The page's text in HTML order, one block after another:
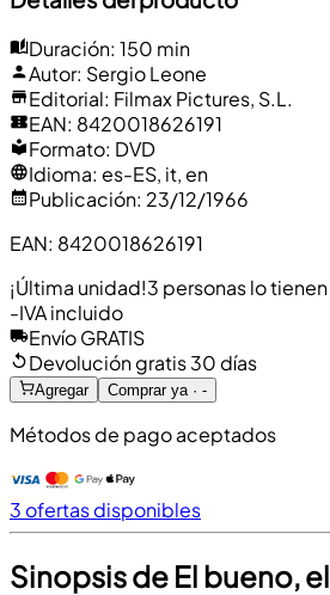
Duración: 150 min
Autor: Sergio Leone
Editorial: Filmax Pictures, S.L.
EAN: 8420018626191
Formato: DVD
Idioma: es-ES, it, en
Publicación: 23/12/1966
EAN: 8420018626191
¡Última unidad!3 personas lo
-IVA incluido
Envío GRATIS
Devolución gratis 30 días
Agregar Comprar ya · -
Métodos de pago aceptados
3 ofertas disponibles
Sinopsis de El bueno,